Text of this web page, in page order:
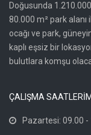
Doğusunda
80.000 m² park alanı
ocağı ve park,
kaplı eşsiz bir
bulutlara komşu
ÇALIŞMA
Pazartesi: 09.00 -